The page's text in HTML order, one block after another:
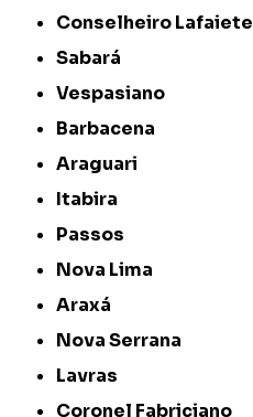
Conselheiro Lafaiete
Sabará
Vespasiano
Barbacena
Araguari
Itabira
Passos
Nova Lima
Araxá
Nova Serrana
Lavras
Coronel Fabriciano